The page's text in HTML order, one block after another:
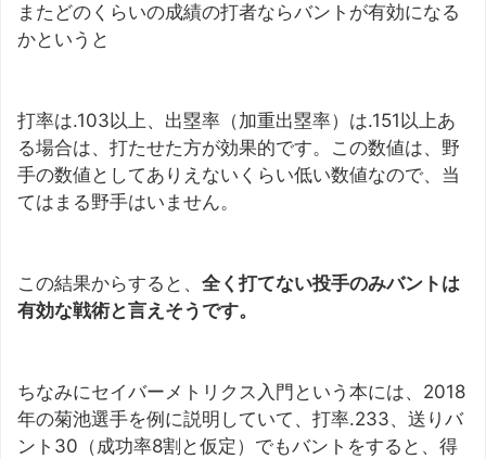
またどのくらいの成績の打者ならバントが有効になる
かというと
打率は.103以上、出塁率（加重出塁率）は.151以上あ
る場合は、打たせた方が効果的です。この数値は、野
手の数値としてありえないくらい低い数値なので、当
てはまる野手はいません。
この結果からすると、 全く打てない投手のみバントは
有効な戦術と言えそうです。
ちなみにセイバーメトリクス入門という本には、2018
年の菊池選手を例に説明していて、打率.233、送りバ
ント30（成功率8割と仮定）でもバントをすると、得